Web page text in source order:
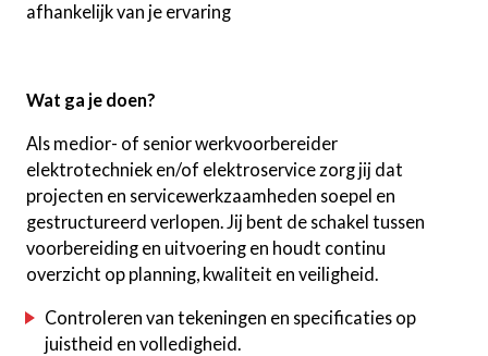
afhankelijk van je ervaring
Wat ga je doen?
Als medior- of senior werkvoorbereider
elektrotechniek en/of elektroservice zorg jij dat
projecten en servicewerkzaamheden soepel en
gestructureerd verlopen. Jij bent de schakel tussen
voorbereiding en uitvoering en houdt continu
overzicht op planning, kwaliteit en veiligheid.
Controleren van tekeningen en specificaties op
juistheid en volledigheid.